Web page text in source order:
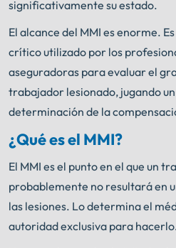
significativamente su estado.
El alcance del MMI es enorme.
crítico utilizado por los
aseguradoras para evaluar el
trabajador lesionado, jugando
determinación de la
¿Qué es el MMI?
El MMI es el punto en el que un
probablemente no resultará en
las lesiones. Lo determina el
autoridad exclusiva para